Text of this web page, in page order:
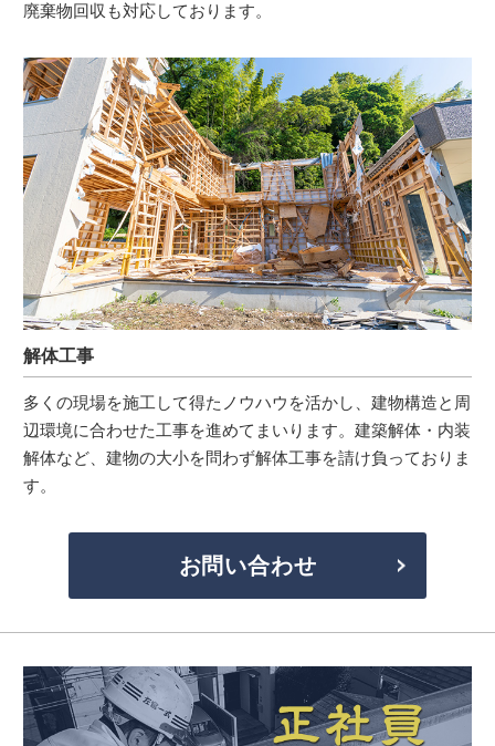
廃棄物回収も対応しております。
解体工事
多くの現場を施工して得たノウハウを活かし、建物構造と周
辺環境に合わせた工事を進めてまいります。建築解体・内装
解体など、建物の大小を問わず解体工事を請け負っておりま
す。
お問い合わせ